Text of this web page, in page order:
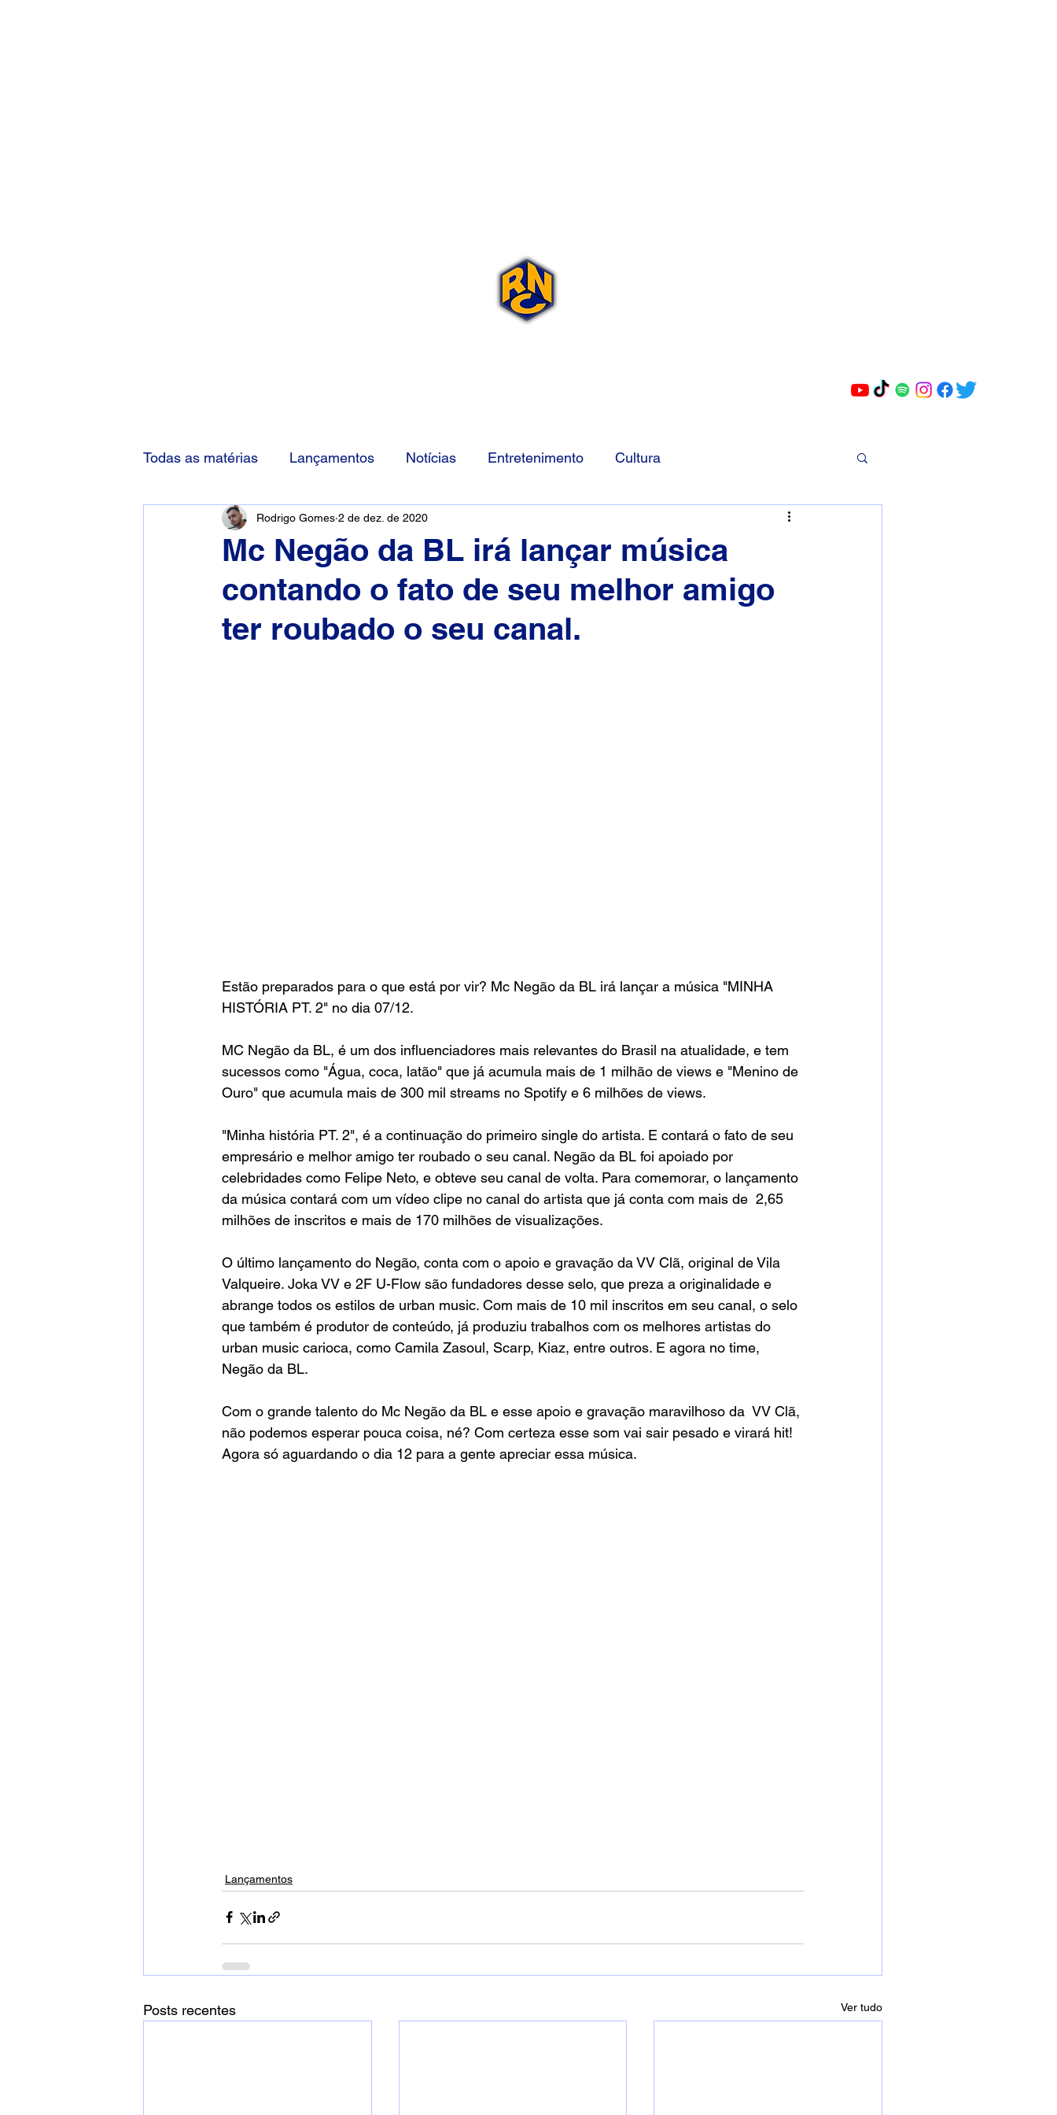
Todas as matérias Lançamentos Notícias Entretenimento Cultura
Mc Negão da BL irá lançar música
contando o fato de seu melhor amigo
ter roubado o seu canal.
Rodrigo Gomes 2 de dez. de 2020
Estão preparados para o que está por vir? Mc Negão da BL irá lançar a música "MINHA
HISTÓRIA PT. 2" no dia 07/12.
MC Negão da BL, é um dos influenciadores mais relevantes do Brasil na atualidade, e tem
sucessos como "Água, coca, latão" que já acumula mais de 1 milhão de views e "Menino de
Ouro" que acumula mais de 300 mil streams no Spotify e 6 milhões de views.
"Minha história PT. 2", é a continuação do primeiro single do artista. E contará o fato de seu
empresário e melhor amigo ter roubado o seu canal. Negão da BL foi apoiado por
celebridades como Felipe Neto, e obteve seu canal de volta. Para comemorar, o lançamento
da música contará com um vídeo clipe no canal do artista que já conta com mais de  2,65
milhões de inscritos e mais de 170 milhões de visualizações.
O último lançamento do Negão, conta com o apoio e gravação da VV Clã, original de Vila
Valqueire. Joka VV e 2F U-Flow são fundadores desse selo, que preza a originalidade e
abrange todos os estilos de urban music. Com mais de 10 mil inscritos em seu canal, o selo
que também é produtor de conteúdo, já produziu trabalhos com os melhores artistas do
urban music carioca, como Camila Zasoul, Scarp, Kiaz, entre outros. E agora no time,
Negão da BL.
Com o grande talento do Mc Negão da BL e esse apoio e gravação maravilhoso da  VV Clã,
não podemos esperar pouca coisa, né? Com certeza esse som vai sair pesado e virará hit!
Agora só aguardando o dia 12 para a gente apreciar essa música.
Lançamentos
Posts recentes Ver tudo